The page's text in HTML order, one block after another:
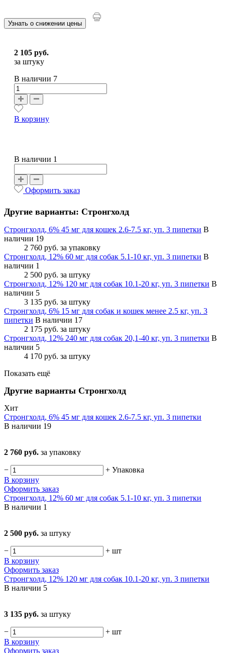
Узнать о снижении цены
2 105 руб.
за штуку
В наличии 7
В корзину
В наличии 1
Оформить заказ
Другие варианты: Стронгхолд
Стронгхолд, 6% 45 мг для кошек 2.6-7.5 кг, уп. 3 пипетки В
наличии 19
2 760 руб. за упаковку
Стронгхолд, 12% 60 мг для собак 5.1-10 кг, уп. 3 пипетки В
наличии 1
2 500 руб. за штуку
Стронгхолд, 12% 120 мг для собак 10.1-20 кг, уп. 3 пипетки В
наличии 5
3 135 руб. за штуку
Стронгхолд, 6% 15 мг для собак и кошек менее 2.5 кг, уп. 3
пипетки В наличии 17
2 175 руб. за штуку
Стронгхолд, 12% 240 мг для собак 20,1-40 кг, уп. 3 пипетки В
наличии 5
4 170 руб. за штуку
Показать ещё
Другие варианты Стронгхолд
Хит
Стронгхолд, 6% 45 мг для кошек 2.6-7.5 кг, уп. 3 пипетки
В наличии 19
2 760 руб. за упаковку
− + Упаковка
В корзину
Оформить заказ
Стронгхолд, 12% 60 мг для собак 5.1-10 кг, уп. 3 пипетки
В наличии 1
2 500 руб. за штуку
− + шт
В корзину
Оформить заказ
Стронгхолд, 12% 120 мг для собак 10.1-20 кг, уп. 3 пипетки
В наличии 5
3 135 руб. за штуку
− + шт
В корзину
Оформить заказ